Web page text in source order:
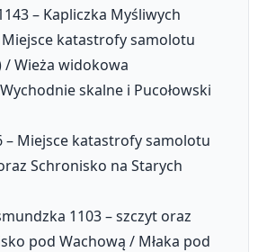
– Kapliczka Myśliwych
katastrofy samolotu
/ Wieża widokowa
skalne i Pucołowski
– Miejsce katastrofy samolotu
Schronisko na Starych
1103 – szczyt oraz
pod Wachową / Młaka pod